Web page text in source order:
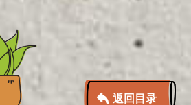
返回目录